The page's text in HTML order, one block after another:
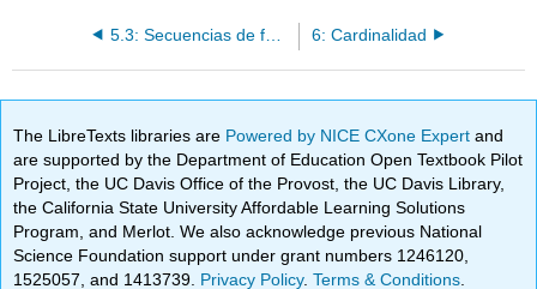
6: Cardinalidad
The LibreTexts libraries are Powered by NICE CXone Expertand
are supported by the Department of Education Open Textbook Pilot
Project, the UC Davis Office of the Provost, the UC Davis Library,
the California State University Affordable Learning Solutions
Program, and Merlot. We also acknowledge previous National
Science Foundation support under grant numbers 1246120,
1525057, and 1413739. Privacy Policy.Terms & Conditions